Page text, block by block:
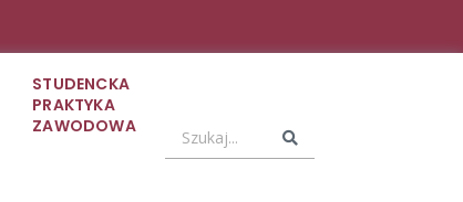
STUDENCKA
PRAKTYKA
ZAWODOWA